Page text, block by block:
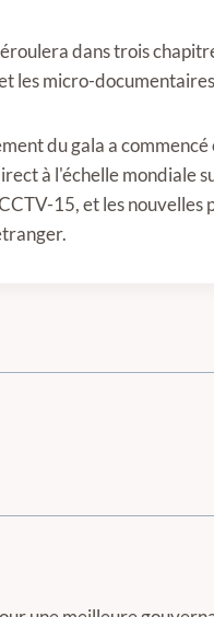
dans trois
les micro-
du gala a
à l'échelle mondiale
15, et les nouvelles